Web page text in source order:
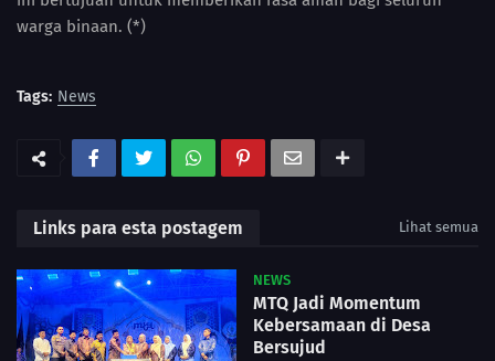
warga binaan. (*)
Tags: News
Links para esta postagem Lihat semua
NEWS
MTQ Jadi Momentum
Kebersamaan di Desa
Bersujud